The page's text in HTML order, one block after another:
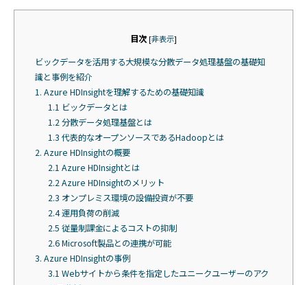
目次[非表示]
ビックデータを活用する大規模な分散データ処理基盤の基礎知
識と事例を紹介
1. Azure HDInsightを理解するための基礎知識
1.1 ビックデータとは
1.2 分散データ処理基盤とは
1.3 代表的なオープンソースであるHadoopとは
2. Azure HDInsightの概要
2.1 Azure HDInsightとは
2.2 Azure HDInsightのメリット
2.3 オンプレミス環境の設備投資が不要
2.4 運用負荷の削減
2.5 従量制課金によるコストの抑制
2.6 Microsoft製品との連携が可能
3. Azure HDInsightの事例
3.1 Webサイトから条件を指定したユニークユーザーのアク